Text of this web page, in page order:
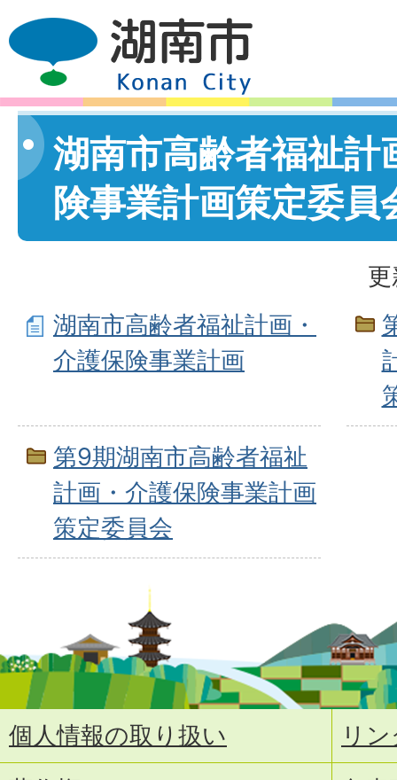
湖南市高齢者福祉計
険事業計画策定委員
湖南市高齢者福祉計画・
介護保険事業計画
第9期湖南市高齢者福祉
計画・介護保険事業計画
策定委員会
個人情報の取り扱い
リ